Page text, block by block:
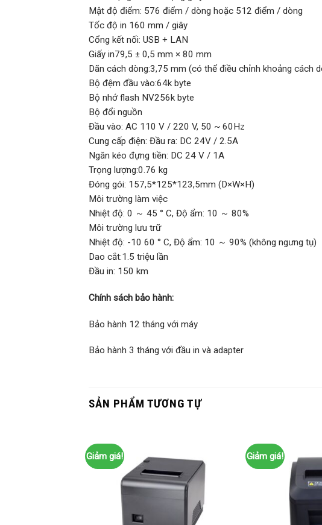
Mật độ điểm: 576 điểm / dòng hoặc 512 điểm / dòng
Tốc độ in 160 mm / giây
Cổng kết nối: USB + LAN
Giấy in79,5 ± 0,5 mm × 80 mm
Dãn cách dòng:3,75 mm (có thể điều chỉnh khoảng cách
Bộ đệm đầu vào:64k byte
Bộ nhớ flash NV256k byte
Bộ đổi nguồn
Đầu vào: AC 110 V / 220 V, 50 ~ 60Hz
Cung cấp điện: Đầu ra: DC 24V / 2.5A
Ngăn kéo đựng tiền: DC 24 V / 1A
Trọng lượng:0.76 kg
Đóng gói: 157,5*125*123,5mm (D×W×H)
Môi trường làm việc
Nhiệt độ: 0 ～ 45 ° C, Độ ẩm: 10 ～ 80%
Môi trường lưu trữ
Nhiệt độ: -10 60 ° C, Độ ẩm: 10 ～ 90% (không ngưng tụ)
Dao cắt:1.5 triệu lần
Đầu in: 150 km
Chính sách bảo hành:
Bảo hành 12 tháng với máy
Bảo hành 3 tháng với đầu in và adapter
SẢN PHẨM TƯƠNG TỰ
Giảm giá! Giảm giá!